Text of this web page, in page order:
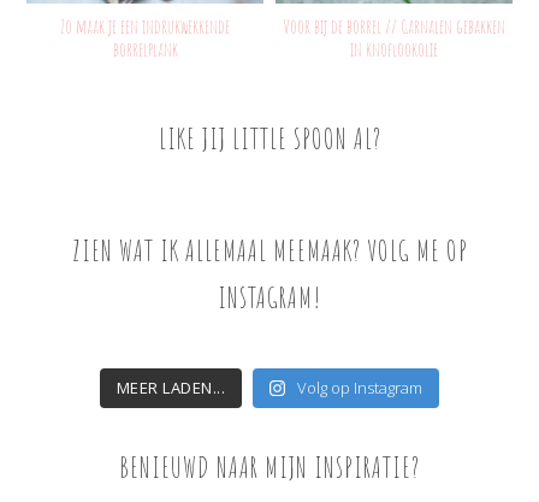
Zo maak je een indrukwekkende
borrelplank
Voor bij de borrel // Garnalen gebakken
in knoflookolie
LIKE JIJ LITTLE SPOON AL?
ZIEN WAT IK ALLEMAAL MEEMAAK? VOLG ME OP
INSTAGRAM!
MEER LADEN... Volg op Instagram
BENIEUWD NAAR MIJN INSPIRATIE?